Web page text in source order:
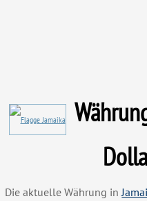
Die aktuelle Währung in